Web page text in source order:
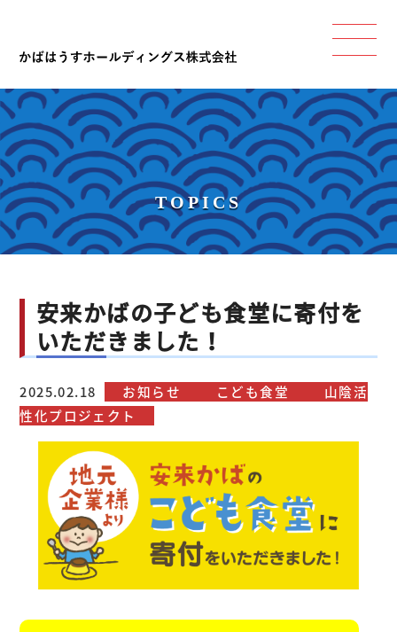
TOPICS
安来かばの子ども食堂に寄付を
いただきました！
2025.02.18 お知らせ こども食堂
山陰活
性化プロジェクト